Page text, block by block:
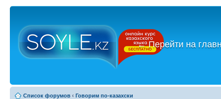
←Перейти на
Список форумов ‹ Говорим по-казахски